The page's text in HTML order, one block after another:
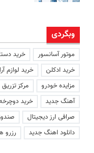
وبگردی
موتور آسانسور خرید
خرید ادکلن
خرید لوازم
مزایده خودرو
مرکز
آهنگ جدید
خرید
صرافی ارز دیجیتال
دانلود اهنگ جدید
رزرو